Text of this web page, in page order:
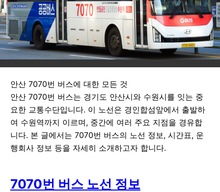
안산 7070번 버스에 대한 모든 것
안산 7070번 버스는 경기도 안산시와 수원시를 잇는 중
요한 교통수단입니다. 이 노선은 경인합섬앞에서 출발하
여 수원역까지 이르며, 중간에 여러 주요 지점을 경유합
니다. 본 글에서는 7070번 버스의 노선 정보, 시간표, 운
행회사 정보 등을 자세히 소개하고자 합니다.
7070번 버스 노선 정보